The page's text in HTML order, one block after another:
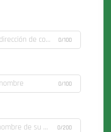
0/100
0/100
0/200